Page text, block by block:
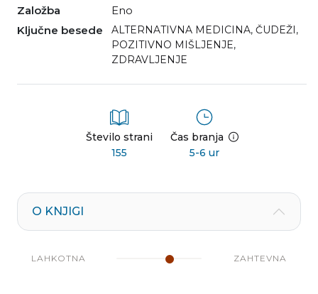
Založba
Eno
Ključne besede
ALTERNATIVNA MEDICINA, ČUDEŽI ,
POZITIVNO MIŠLJENJE,
ZDRAVLJENJE
Število strani
155
Čas branja
5-6 ur
O KNJIGI
LAHKOTNA ZAHTEVNA